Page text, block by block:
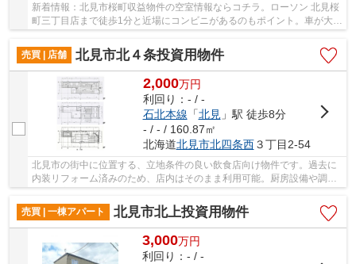
新着情報：北見市桜町収益物件の空室情報ならコチラ。ローソン 北見桜
町三丁目店まで徒歩1分と近場にコンビニがあるのもポイント。車が大事
な方も安心な駐車5台以上ある物件です。新し...
売買 | 店舗
北見市北４条投資用物件
2,000万円
利回り：- / -
石北本線 「北見 」駅 徒歩8分
- / - / 160.87㎡
北海道北見市北四条西３丁目2-54
北見市の街中に位置する、立地条件の良い飲食店向け物件です。過去に
内装リフォーム済みのため、店内はそのまま利用可能。厨房設備や調理
器具、家具類もすべて揃っており、引き渡し後...
売買 | 一棟アパート
北見市北上投資用物件
3,000万円
利回り：- / -